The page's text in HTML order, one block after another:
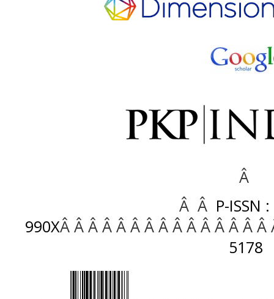
Â
Â Â P-ISSN
990XÂ Â Â Â Â Â Â Â Â Â Â Â Â Â
5178